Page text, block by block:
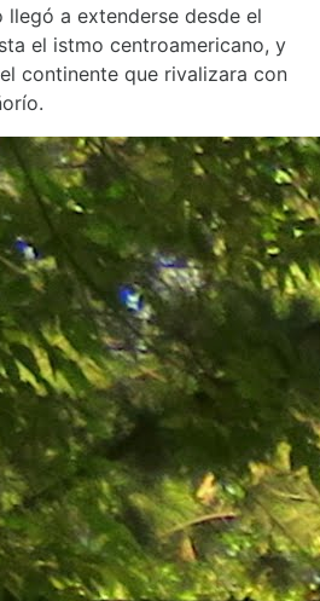
a extenderse desde el
el istmo centroamericano, y
continente que rivalizara con